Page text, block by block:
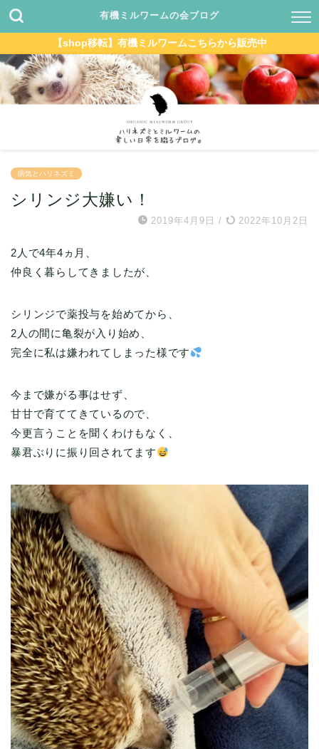
有機ミルワームの会ブログ
【shop移転】有機ミルワームこちらから販売中
病気とハリネズミ
シリンジ大嫌い！
2019年4月9日 / 2022年10月2日
2人で4年4ヵ月、
仲良く暮らしてきましたが、
シリンジで薬投与を始めてから、
2人の間に亀裂が入り始め、
完全に私は嫌われてしまった様です
今まで嫌がる事はせず、
甘甘で育ててきているので、
今更言うことを聞くわけもなく、
暴君ぶりに振り回されてます